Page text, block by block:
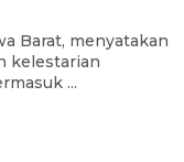
Barat, menyatakan
kelestarian
...